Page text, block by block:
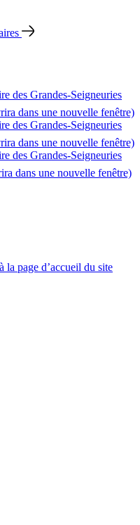
des Grandes‑Seigneuries
dans une nouvelle fenêtre)
des Grandes‑Seigneuries
dans une nouvelle fenêtre)
des Grandes‑Seigneuries
dans une nouvelle fenêtre)
la page d’accueil du site